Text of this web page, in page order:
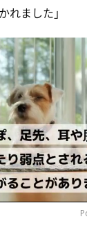
れました」